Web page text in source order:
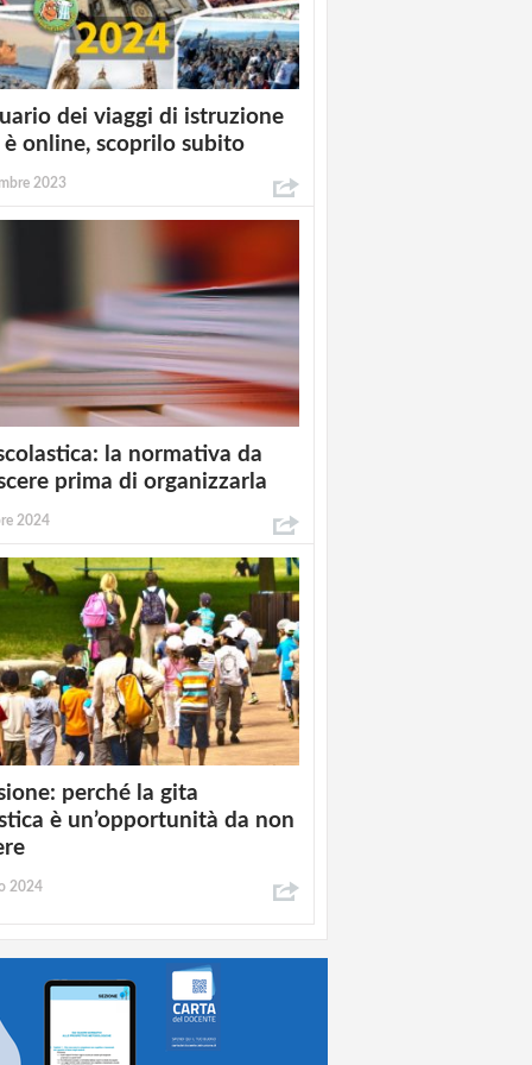
dei viaggi di istruzione
online, scoprilo subito
2023
la normativa da
prima di organizzarla
2024
perché la gita
è un’opportunità da non
2024